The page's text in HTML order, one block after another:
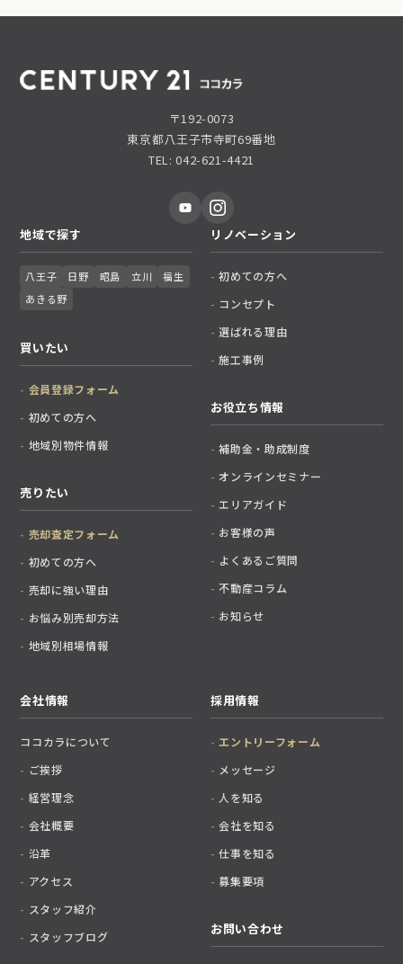
〒192-0073
東京都八王子市寺町69番地
TEL: 042-621-4421
地域で探す
八王子 日野 昭島 立川
福生
あきる野
買いたい
会員登録フォーム
初めての方へ
地域別物件情報
売りたい
売却査定フォーム
初めての方へ
売却に強い理由
お悩み別売却方法
地域別相場情報
リノベーション
初めての方へ
コンセプト
選ばれる理由
施工事例
お役立ち情報
補助金・助成制度
オンラインセミナー
エリアガイド
お客様の声
よくあるご質問
不動産コラム
お知らせ
会社情報
ココカラについて
ご挨拶
経営理念
会社概要
沿革
アクセス
スタッフ紹介
スタッフブログ
採用情報
エントリーフォーム
メッセージ
人を知る
会社を知る
仕事を知る
募集要項
お問い合わせ